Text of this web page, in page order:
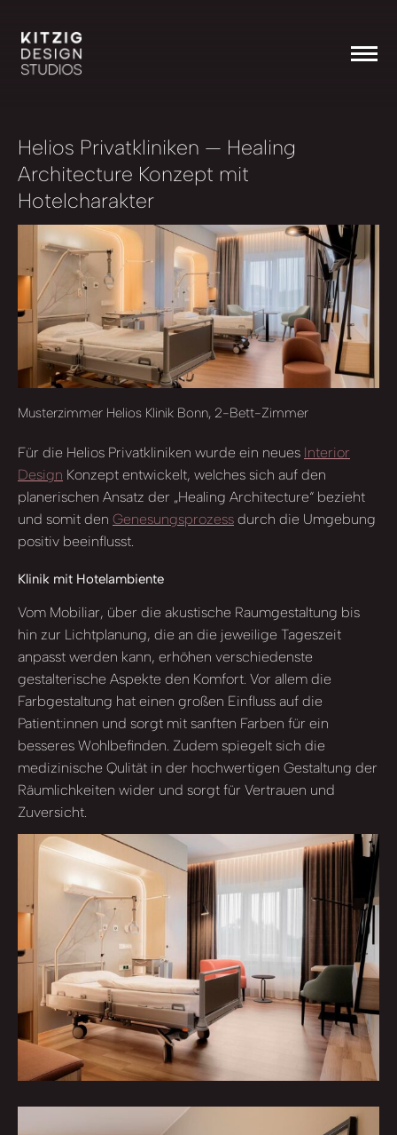
Helios Privatkliniken — Healing
Architecture Konzept mit
Hotelcharakter
Musterzimmer Helios Klinik Bonn, 2-Bett-Zimmer
Für die Helios Privatkliniken wurde ein neues Interior
Design Konzept entwickelt, welches sich auf den
planerischen Ansatz der „Healing Architecture“ bezieht
und somit den Genesungsprozess durch die Umgebung
positiv beeinflusst.
Klinik mit Hotelambiente
Vom Mobiliar, über die akustische Raumgestaltung bis
hin zur Lichtplanung, die an die jeweilige Tageszeit
anpasst werden kann, erhöhen verschiedenste
gestalterische Aspekte den Komfort. Vor allem die
Farbgestaltung hat einen großen Einfluss auf die
Patient:innen und sorgt mit sanften Farben für ein
besseres Wohlbefinden. Zudem spiegelt sich die
medizinische Qulität in der hochwertigen Gestaltung der
Räumlichkeiten wider und sorgt für Vertrauen und
Zuversicht.